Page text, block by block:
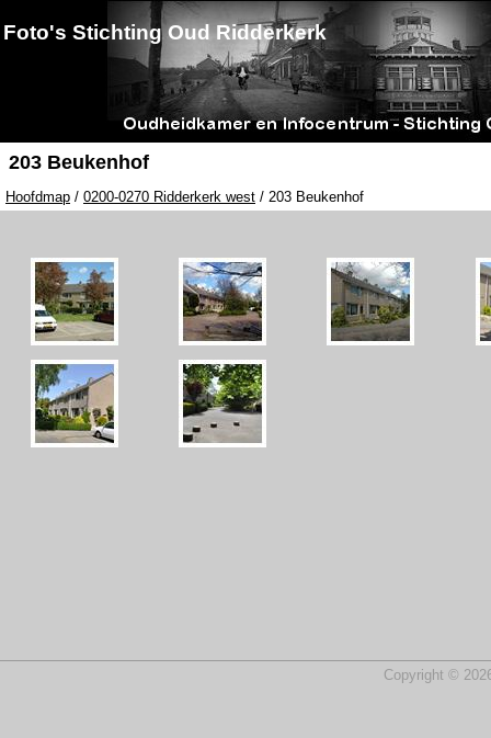
Foto's Stichting Oud Ridderkerk
203 Beukenhof
Hoofdmap / 0200-0270 Ridderkerk west / 203 Beukenhof
Copyright ©